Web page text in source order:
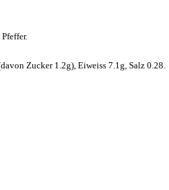
Zucker 1.2g), Eiweiss 7.1g, Salz 0.28.